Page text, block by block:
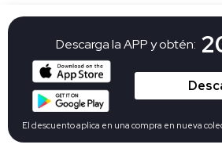
Descarga la APP y obtén:
El descuento aplica en una compra en nueva